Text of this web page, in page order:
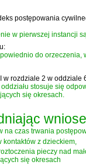
postępowania
w pierwszej instancji
do orzeczenia,
w rozdziale 2 w oddziale
stosuje się
się okresach.
na czas trwania
kontaktów z dzieckiem,
pieczy nad
się okresach